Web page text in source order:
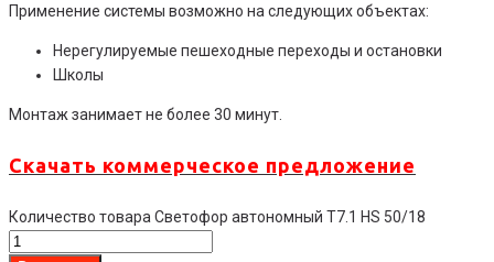
Применение системы возможно на следующих объектах:
Нерегулируемые пешеходные переходы и остановки
Школы
Монтаж занимает не более 30 минут.
Скачать коммерческое предложение
Количество товара Светофор автономный Т7.1 HS 50/18